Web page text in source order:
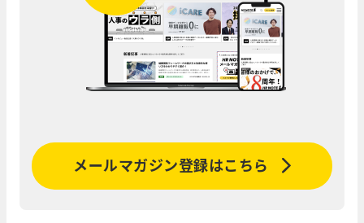
メールマガジン登録はこちら